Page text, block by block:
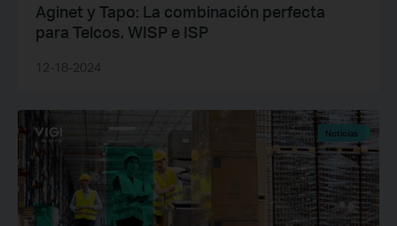
Aginet y Tapo: La combinación perfecta
para Telcos, WISP e ISP
12-18-2024
Noticias